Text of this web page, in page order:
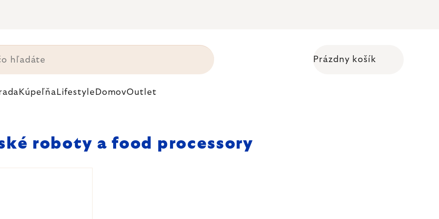
Prázdny košík
Kúpeľňa Lifestyle DomovOutlet
roboty a food processory